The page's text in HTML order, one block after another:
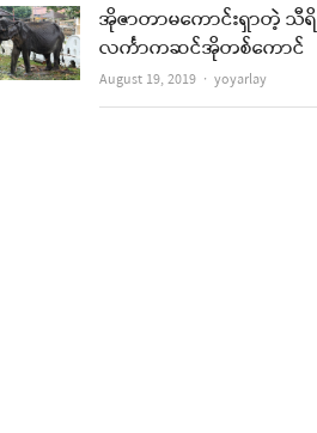
အိုဇာတာမကောင်းရှာတဲ့ သီရိ
လင်္ကာကဆင်အိုတစ်ကောင်
August 19, 2019 Author
yoyarlay